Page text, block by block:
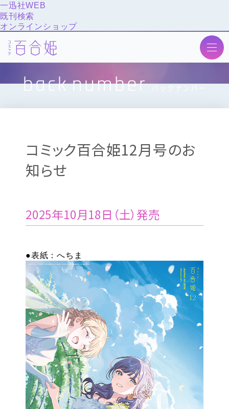
一迅社WEB
既刊検索
オンラインショップ
トップ
ニュース
作品紹介
バックナンバー
コミック百合姫12月号のお
知らせ
2025年10月18日（土）発売
●表紙：へちま